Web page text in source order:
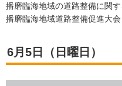
播磨臨海地域の道路整備に関
播磨臨海地域道路整備促進大会
6月5日（日曜日）